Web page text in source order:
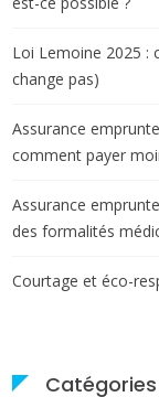
Loi Lemoine 2025 :
change pas)
Assurance
comment payer
Assurance
des formalités
Courtage et éco-
Catégories